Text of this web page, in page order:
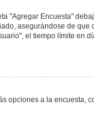
"Agregar Encuesta"
asegurándose de
el tiempo límite en
opciones a la encuesta,